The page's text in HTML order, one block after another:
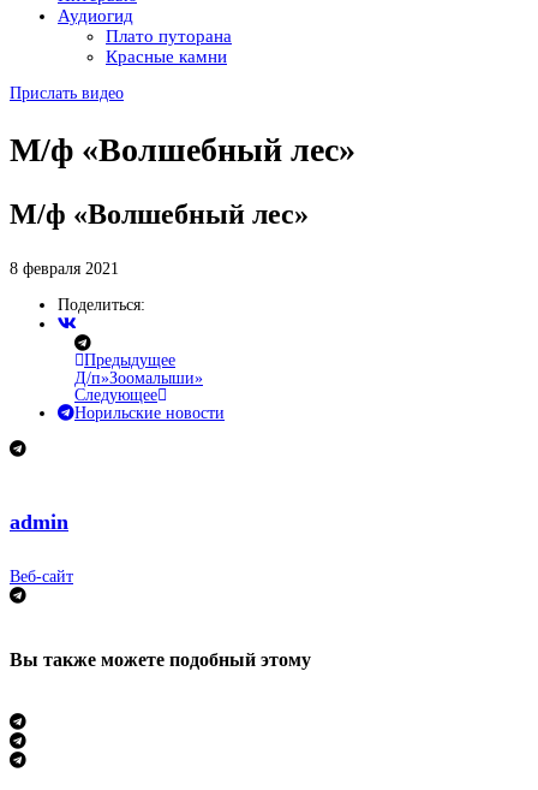
Аудиогид
Плато путорана
Красные камни
Прислать видео
М/ф «Волшебный лес»
М/ф «Волшебный лес»
8 февраля 2021
Поделиться:
Предыдущее
Д/п»Зоомалыши»
Следующее
Норильские новости
admin
Веб-сайт
Вы также можете подобный этому